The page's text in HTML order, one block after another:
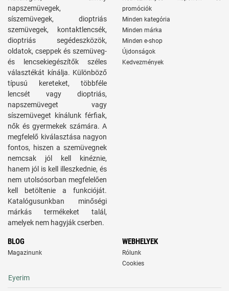
napszemüvegek,
síszemüvegek, dioptriás
szemüvegek, kontaktlencsék,
dioptriás segédeszközök,
oldatok, cseppek és szemüveg-
és lencsekiegészítők széles
választékát kínálja. Különböző
típusú kereteket, többféle
lencsét vagy dioptriás,
napszemüveget vagy
síszemüveget kínálunk férfiak,
nők és gyermekek számára. A
megfelelő kiválasztása nagyon
fontos, hiszen a szemüvegnek
nemcsak jól kell kinéznie,
hanem jól is kell illeszkednie, és
nem utolsósorban megfelelően
kell betöltenie a funkcióját.
Katalógusunkban minőségi
márkás termékeket talál,
amelyek nem hagyják cserben.
promóciók
Minden kategória
Minden márka
Minden e-shop
Újdonságok
Kedvezmények
BLOG
Magazinunk
WEBHELYEK
Rólunk
Cookies
Eyerim